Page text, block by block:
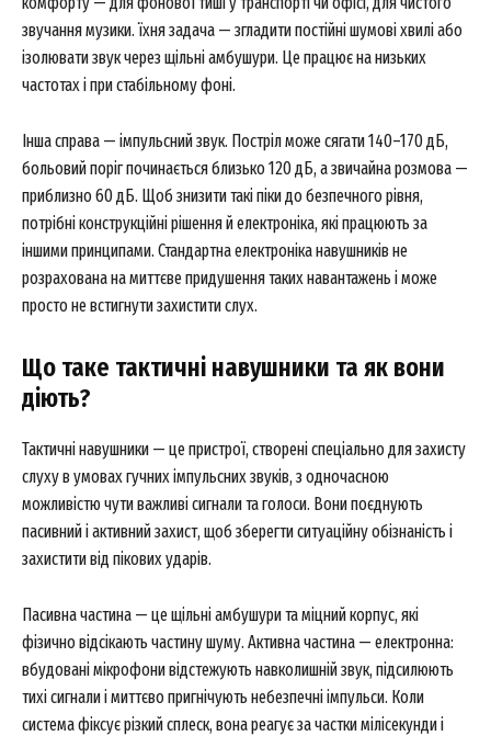
звучання музики. їхня задача — згладити постійні шумові хвилі або
ізолювати звук через щільні амбушури. Це працює на низьких
частотах і при стабільному фоні.
Інша справа — імпульсний звук. Постріл може сягати 140–170 дБ,
больовий поріг починається близько 120 дБ, а звичайна розмова —
приблизно 60 дБ. Щоб знизити такі піки до безпечного рівня,
потрібні конструкційні рішення й електроніка, які працюють за
іншими принципами. Стандартна електроніка навушників не
розрахована на миттєве придушення таких навантажень і може
просто не встигнути захистити слух.
Що таке тактичні навушники та як вони
діють?
Тактичні навушники — це пристрої, створені спеціально для захисту
слуху в умовах гучних імпульсних звуків, з одночасною
можливістю чути важливі сигнали та голоси. Вони поєднують
пасивний і активний захист, щоб зберегти ситуаційну обізнаність і
захистити від пікових ударів.
Пасивна частина — це щільні амбушури та міцний корпус, які
фізично відсікають частину шуму. Активна частина — електронна:
вбудовані мікрофони відстежують навколишній звук, підсилюють
тихі сигнали і миттєво пригнічують небезпечні імпульси. Коли
система фіксує різкий сплеск, вона реагує за частки мілісекунди і